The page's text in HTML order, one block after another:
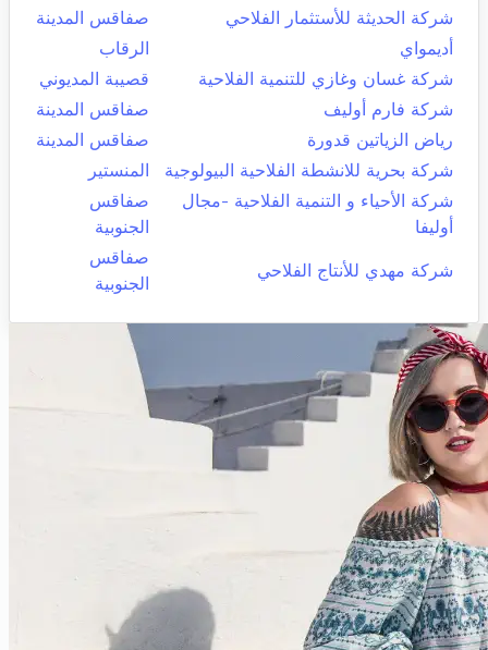
شركة الحديثة للأستثمار الفلاحي
صفاقس المدينة
أديمواي
الرقاب
شركة غسان وغازي للتنمية الفلاحية
قصيبة المديوني
شركة فارم أوليف
صفاقس المدينة
رياض الزياتين قدورة
صفاقس المدينة
شركة بحرية للانشطة الفلاحية البيولوجية
المنستير
شركة الأحياء و التنمية الفلاحية -مجال
أوليفا
صفاقس
الجنوبية
شركة مهدي للأنتاج الفلاحي
صفاقس
الجنوبية